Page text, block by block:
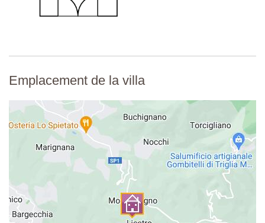
Emplacement de la villa